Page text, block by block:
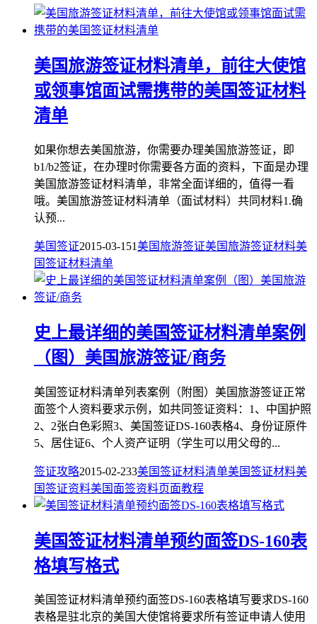
美国旅游签证材料清单，前往大使馆
或领事馆面试需携带的美国签证材料
清单
如果你想去美国旅游，你需要办理美国旅游签证，即
b1/b2签证，在办理时你需要各方面的资料，下面是办理
美国旅游签证材料清单，非常全面详细的，值得一看
哦。美国旅游签证材料清单（面试材料）共同材料1.确
认预...
美国签证2015-03-151美国旅游签证美国旅游签证材料美
国签证材料清单
史上最详细的美国签证材料清单案例
（图）美国旅游签证/商务
美国签证材料清单列表案例（附图）美国旅游签证正常
面签个人资料要求示例，如共同签证资料：1、中国护照
2、2张白色彩照3、美国签证DS-160表格4、身份证原件
5、居住证6、个人资产证明（学生可以用父母的...
签证攻略2015-02-233美国签证材料清单美国签证材料美
国签证资料美国面签资料页面教程
美国签证材料清单预约面签DS-160表
格填写格式
美国签证材料清单预约面签DS-160表格填写要求DS-160
表格是驻北京的美国大使馆将要求所有签证申请人使用